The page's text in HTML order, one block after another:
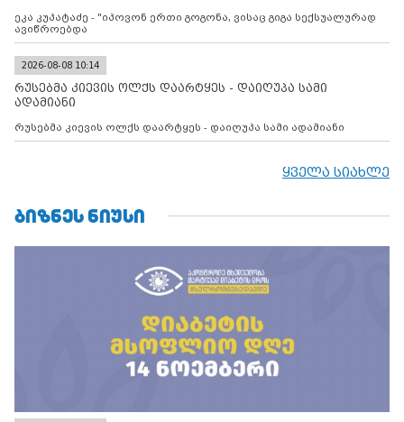
ეკა კუპატაძე - "იპოვონ ერთი გოგონა, ვისაც გიგა სექსუალურად
ავიწროებდა
2026-08-08 10:14
რუსებმა კიევის ოლქს დაარტყეს - დაიღუპა სამი
ადამიანი
რუსებმა კიევის ოლქს დაარტყეს - დაიღუპა სამი ადამიანი
ყველა სიახლე
ᲑᲘᲖᲜᲔᲡ ᲜᲘᲣᲡᲘ